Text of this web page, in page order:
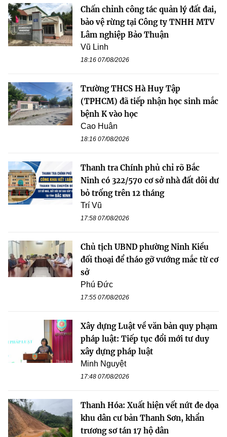
Chấn chỉnh công tác quản lý đất đai,
bảo vệ rừng tại Công ty TNHH MTV
Lâm nghiệp Bảo Thuận
Vũ Linh
18:16 07/08/2026
Trường THCS Hà Huy Tập
(TPHCM) đã tiếp nhận học sinh mắc
bệnh K vào học
Cao Huân
18:16 07/08/2026
Thanh tra Chính phủ chỉ rõ Bắc
Ninh có 322/570 cơ sở nhà đất dôi dư
bỏ trống trên 12 tháng
Trí Vũ
17:58 07/08/2026
Chủ tịch UBND phường Ninh Kiều
đối thoại để tháo gỡ vướng mắc từ cơ
sở
Phú Đức
17:55 07/08/2026
Xây dựng Luật về văn bản quy phạm
pháp luật: Tiếp tục đổi mới tư duy
xây dựng pháp luật
Minh Nguyệt
17:48 07/08/2026
Thanh Hóa: Xuất hiện vết nứt đe dọa
khu dân cư bản Thanh Sơn, khẩn
trương sơ tán 17 hộ dân